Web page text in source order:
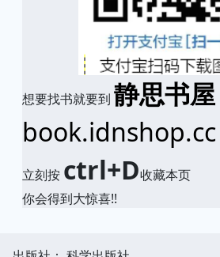
想要找书就要到 静思书屋
book.idnshop.cc
立刻按 ctrl+D收藏本页
你会得到大惊喜!!